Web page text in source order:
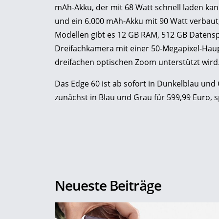
mAh-Akku, der mit 68 Watt schnell laden
und ein 6.000 mAh-Akku mit 90 Watt
Modellen gibt es 12 GB RAM, 512 GB
Dreifachkamera mit einer 50-Megapixel-
dreifachen optischen Zoom unterstützt
Das Edge 60 ist ab sofort in Dunkelblau
zunächst in Blau und Grau für 599,99 Euro,
Neueste Beiträge